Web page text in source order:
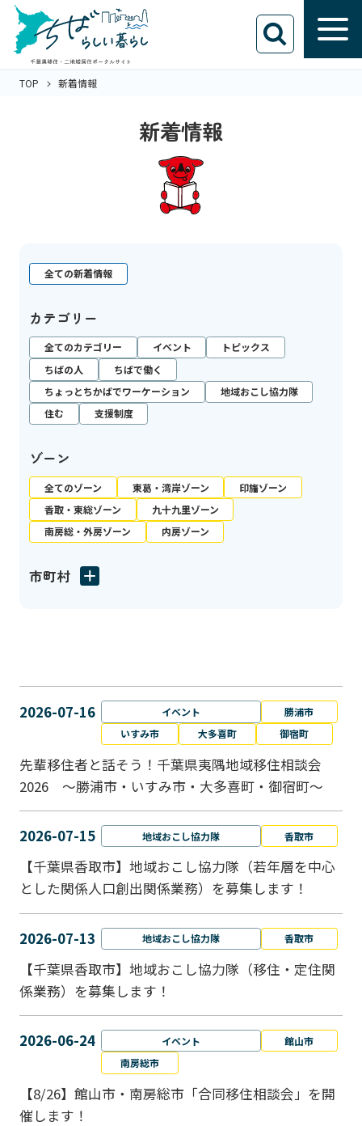
TOP 新着情報
新着情報
全ての新着情報
カテゴリー
全てのカテゴリー イベント
トピックス
ちばの人
ちばで働く
ちょっとちかばでワーケーション
地域おこし協力隊
住む
支援制度
ゾーン
全てのゾーン 東葛・湾岸ゾーン
印旛ゾーン
香取・東総ゾーン
九十九里ゾーン
南房総・外房ゾーン
内房ゾーン
市町村
2026-07-16 イベント
勝浦市
いすみ市
大多喜町 御宿町
先輩移住者と話そう！千葉県夷隅地域移住相談会
2026 ～勝浦市・いすみ市・大多喜町・御宿町～
2026-07-15 地域おこし協力隊 香取市
【千葉県香取市】地域おこし協力隊（若年層を中心
とした関係人口創出関係業務）を募集します！
2026-07-13 地域おこし協力隊 香取市
【千葉県香取市】地域おこし協力隊（移住・定住関
係業務）を募集します！
2026-06-24 イベント
館山市
南房総市
【8/26】館山市・南房総市「合同移住相談会」を開
催します！